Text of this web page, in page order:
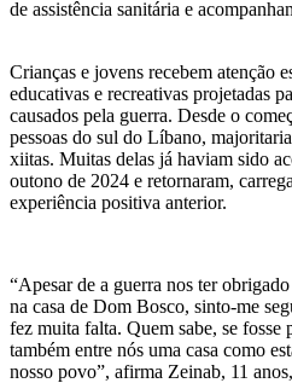
de assistência sanitária e
Crianças e jovens recebem atenção
educativas e recreativas projetadas
causados pela guerra. Desde o
pessoas do sul do Líbano,
xiitas. Muitas delas já haviam sido
outono de 2024 e retornaram,
experiência positiva anterior.
“Apesar de a guerra nos ter
na casa de Dom Bosco, sinto-me
fez muita falta. Quem sabe, se fosse
também entre nós uma casa como
nosso povo”, afirma Zeinab, 11